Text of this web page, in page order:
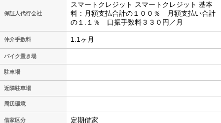
保証人代行会社
スマートクレジット スマートクレジット 基本
料：月額支払合計の１００％ 月額支払い合計
の１.１％ 口振手数料３３０円／月
仲介手数料 1.1ヶ月
バイク置き場
駐車場
近隣駐車場
周辺環境
借家区分 定期借家